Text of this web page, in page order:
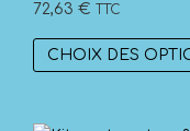
72,63 € TTC
CHOIX DES